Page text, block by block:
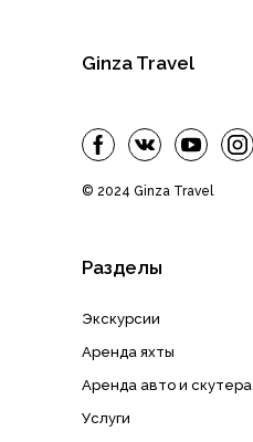
Ginza Travel
Разделы
Экскурсии
Аренда яхты
Аренда авто и скутера
Услуги
© 2024 Ginza Travel